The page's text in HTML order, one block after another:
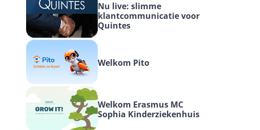
Nu live: slimme
klantcommunicatie voor
Quintes
Welkom Pito
Welkom Erasmus MC
Sophia Kinderziekenhuis